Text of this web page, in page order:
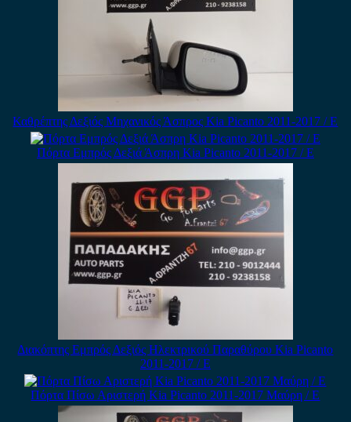
Καθρέπτης Δεξιός Μηχανικός Άσπρος Kia Picanto 2011-2017 / Ε
Πόρτα Εμπρός Δεξιά Άσπρη Kia Picanto 2011-2017 / Ε
Διακόπτης Εμπρός Δεξιός Ηλεκτρικού Παραθύρου Kia Picanto
2011-2017 / Ε
Πόρτα Πίσω Αριστερή Kia Picanto 2011-2017 Μαύρη / Ε